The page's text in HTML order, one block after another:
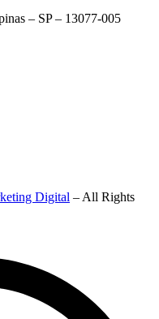
– SP – 13077-005
Digital – All Rights